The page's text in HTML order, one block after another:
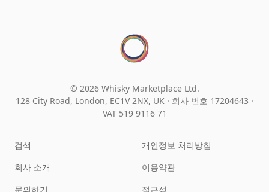
© 2026 Whisky Marketplace Ltd.
128 City Road, London, EC1V 2NX, UK · 회사 번호 17204643 ·
VAT 519 9116 71
검색
회사 소개
문의하기
개인정보 처리방침
이용약관
접근성